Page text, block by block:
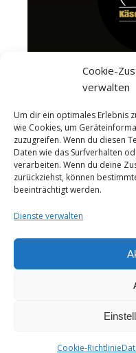
Cookie-
verwalten
Um dir ein optimales Erlebnis
wie Cookies, um
zuzugreifen. Wenn du diesen
Daten wie das Surfverhalten
verarbeiten. Wenn du deine
zurückziehst, können
beeinträchtigt werden.
Dienste verwalten
Cookie-Richtlinie
Ashe